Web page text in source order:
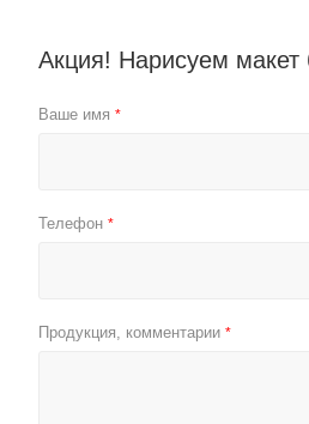
Акция! Нарисуем макет
Ваше имя *
Телефон *
Продукция, комментарии *